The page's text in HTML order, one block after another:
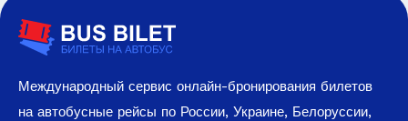
Международный сервис онлайн-бронирования билетов
на автобусные рейсы по России, Украине, Белоруссии,